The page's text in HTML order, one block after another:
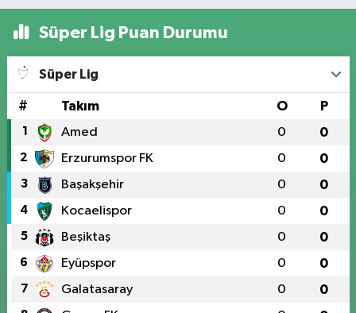
Süper Lig Puan Durumu
Süper Lig
# Takım O P
1 Amed 0 0
2 Erzurumspor FK 0 0
3 Başakşehir 0 0
4 Kocaelispor 0 0
5 Beşiktaş 0 0
6 Eyüpspor 0 0
7 Galatasaray 0 0